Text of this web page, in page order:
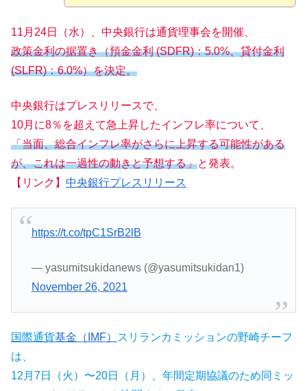
11月24日（水）、中央銀行は通貨理事会を開催、
政策金利の据置き（預金金利 (SDFR)：5.0%、貸付金利
(SLFR)：6.0%）を決定。
中央銀行はプレスリリースで、
10月に8％を超えて急上昇したインフレ率について、
「当面、総合インフレ率がさらに上昇する可能性がある
が、これは一過性の動きと予想する」と発表。
【リンク】 中央銀行プレスリリース
https://t.co/tpC1SrB2lB
— yasumitsukidanews (@yasumitsukidan1)
November 26, 2021
国際通貨基金（IMF） スリランカミッションの野崎チーフ
は、
12月7日（火）〜20日（月）、年間定期協議のため同ミッ